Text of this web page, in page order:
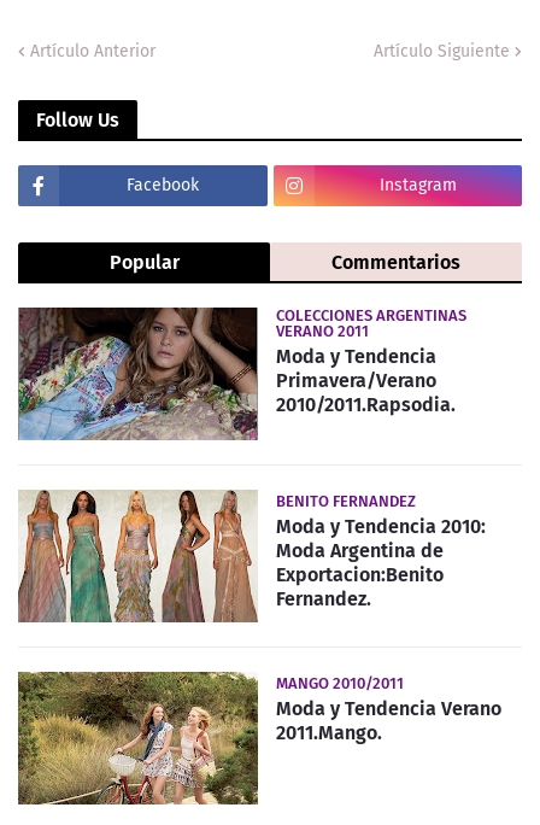
Artículo Anterior Artículo Siguiente
Follow Us
Facebook Instagram
Popular Commentarios
COLECCIONES ARGENTINAS
VERANO 2011
Moda y Tendencia
Primavera/Verano
2010/2011.Rapsodia.
BENITO FERNANDEZ
Moda y Tendencia 2010:
Moda Argentina de
Exportacion:Benito
Fernandez.
MANGO 2010/2011
Moda y Tendencia Verano
2011.Mango.